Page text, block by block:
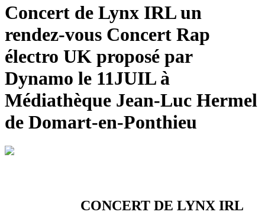
Concert de Lynx IRL un
rendez-vous Concert Rap
électro UK proposé par
Dynamo le 11JUIL à
Médiathèque Jean-Luc Hermel
de Domart-en-Ponthieu
CONCERT DE LYNX IRL